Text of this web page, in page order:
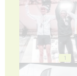
1